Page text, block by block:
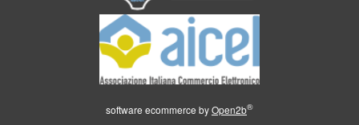
software ecommerce byOpen2b®